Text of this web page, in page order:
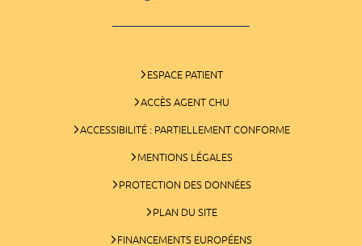
ESPACE PATIENT
ACCÈS AGENT CHU
ACCESSIBILITÉ : PARTIELLEMENT CONFORME
MENTIONS LÉGALES
PROTECTION DES DONNÉES
PLAN DU SITE
FINANCEMENTS EUROPÉENS